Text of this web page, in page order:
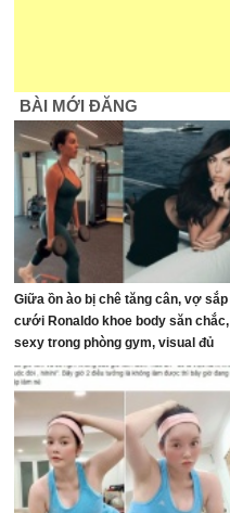
BÀI MỚI ĐĂNG
Giữa ồn ào bị chê tăng cân, vợ sắp
cưới Ronaldo khoe body săn chắc,
sexy trong phòng gym, visual đủ
sức dập tắt mọi lời chê bai